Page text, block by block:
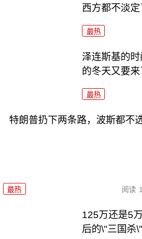
西方都不淡定
最热
泽连斯基的
的冬天又要来
最热
特朗普扔下两条路，波斯都不
最热 阅读
125万还是5
后的\"三国杀\"